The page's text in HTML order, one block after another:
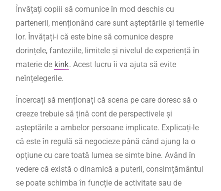
Învățați copiii să comunice în mod deschis cu
partenerii, menționând care sunt așteptările și temerile
lor. Învățați-i că este bine să comunice despre
dorințele, fanteziile, limitele și nivelul de experiență în
materie de kink. Acest lucru îi va ajuta să evite
neînțelegerile.
Încercați să menționați că scena pe care doresc să o
creeze trebuie să țină cont de perspectivele și
așteptările a ambelor persoane implicate. Explicați-le
că este în regulă să negocieze până când ajung la o
opțiune cu care toată lumea se simte bine. Având în
vedere că există o dinamică a puterii, consimțământul
se poate schimba în funcție de activitate sau de